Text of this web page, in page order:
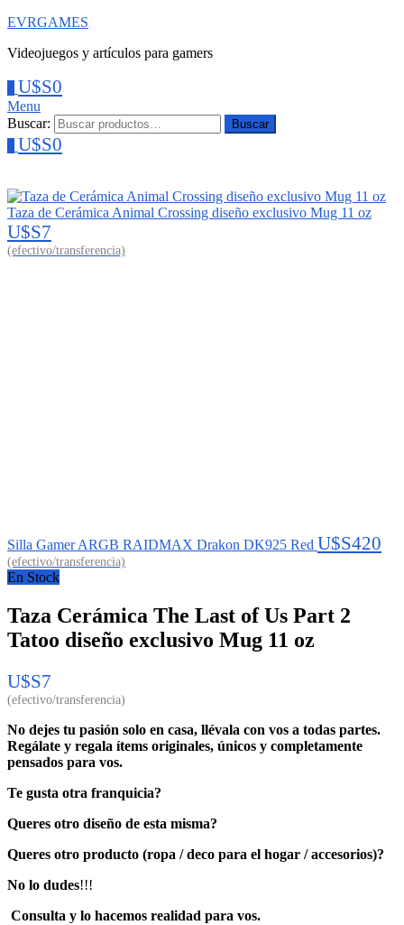
EVRGAMES
Videojuegos y artículos para gamers
U$S0
Menu
Buscar:
Buscar
U$S0
Taza de Cerámica Animal Crossing diseño exclusivo Mug 11 oz
U$S7
Silla Gamer ARGB RAIDMAX Drakon DK925 Red U$S420
En Stock
Taza Cerámica The Last of Us Part 2
Tatoo diseño exclusivo Mug 11 oz
U$S7
No dejes tu pasión solo en casa, llévala con vos a todas partes.
Regálate y regala ítems originales, únicos y completamente
pensados para vos.
Te gusta otra franquicia?
Queres otro diseño de esta misma?
Queres otro producto (ropa / deco para el hogar / accesorios)?
No lo dudes!!!
Consulta y lo hacemos realidad para vos.